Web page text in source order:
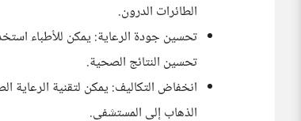
الطائرات الدرون.
تحسين جودة الرعاية: يمكن للأطباء
تحسين النتائج الصحية.
انخفاض التكاليف: يمكن لتقنية
الذهاب إلى المستشفى.